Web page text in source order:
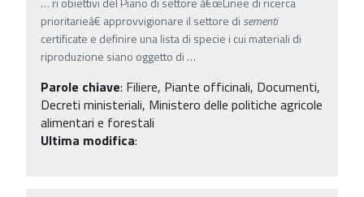
prioritarieâ€ approvvigionare il settore di sementi
certificate e definire una lista di specie i cui materiali di
riproduzione siano oggetto di …
Parole chiave: Filiere, Piante officinali, Documenti,
Decreti ministeriali, Ministero delle politiche agricole
alimentari e forestali
Ultima modifica: